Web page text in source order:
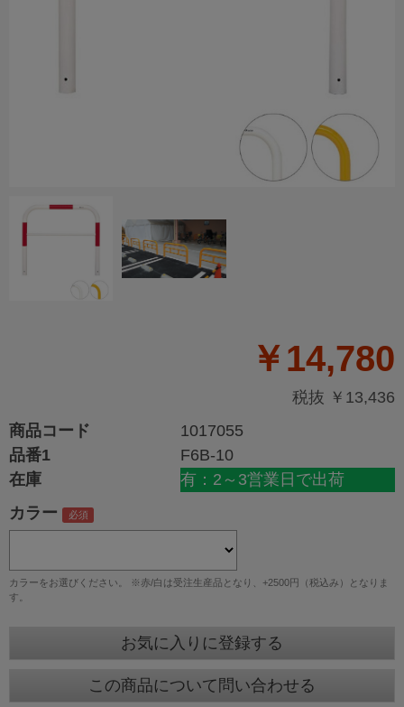
￥14,780
税抜 ￥13,436
商品コード
1017055
品番1
F6B-10
在庫
有：2～3営業日で出荷
カラー
カラーをお選びください。 ※赤/白は受注生産品となり、+2500円（税込み）となりま
す。
お気に入りに登録する
この商品について問い合わせる